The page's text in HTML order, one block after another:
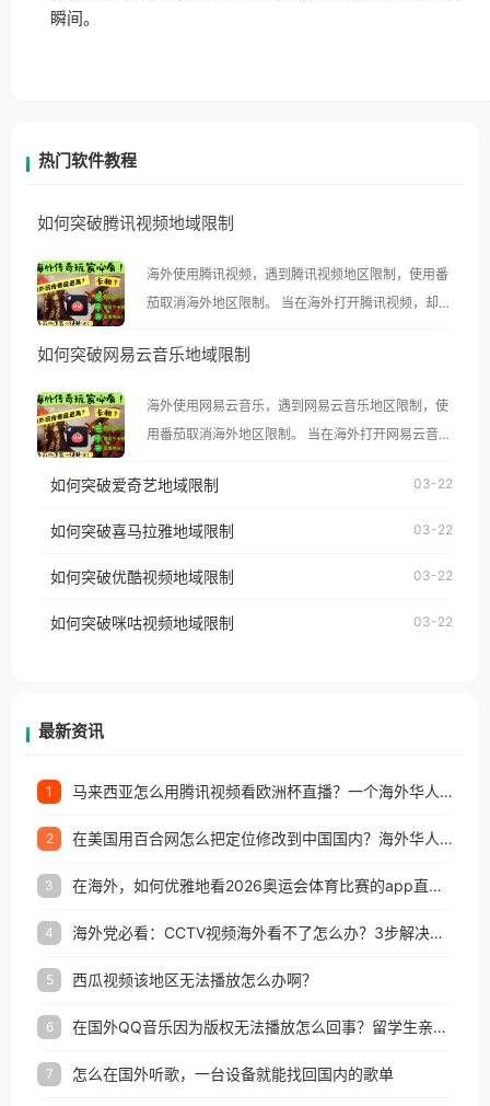
瞬间。
热门软件教程
如何突破腾讯视频地域限制
海外使用腾讯视频，遇到腾讯视频地区限制，使用番
茄取消海外地区限制。 当在海外打开腾讯视频，却突
示语。 海外用户如香港、澳门、台湾、美国、加拿
像其他音乐平台一样，出现地区及版权限制问题，且
仅能在中国大陆地区播放。 遇到这个问题的朋友们，
台湾、美国、加拿大、澳大利亚、欧洲等国家和地区
权限制所困扰。
如何突破网易云音乐地域限制
海外使用网易云音乐，遇到网易云音乐地区限制，使
用番茄取消海外地区限制。 当在海外打开网易云音
播放”的提示语。 海外用户如香港、澳门、台湾、美
制问题，且仅能在中国大陆地区播放。 遇到这个问题
户收听网易云音乐地区版权限制」的问题，无论人在
如何突破爱奇艺地域限制 03-22
如何突破喜马拉雅地域限制 03-22
如何突破优酷视频地域限制 03-22
如何突破咪咕视频地域限制 03-22
最新资讯
1 马来西亚怎么用腾讯视频看欧洲杯直播？一个海外华人的真实困扰与破解
2 在美国用百合网怎么把定位修改到中国国内？海外华人必备的回国加速指南
3 在海外，如何优雅地看2026奥运会体育比赛的app直播？
4 海外党必看：CCTV视频海外看不了怎么办？3步解决地区限制+追剧自由
5 西瓜视频该地区无法播放怎么办啊？
6 在国外QQ音乐因为版权无法播放怎么回事？留学生亲测有效的解决办法
7 怎么在国外听歌，一台设备就能找回国内的歌单